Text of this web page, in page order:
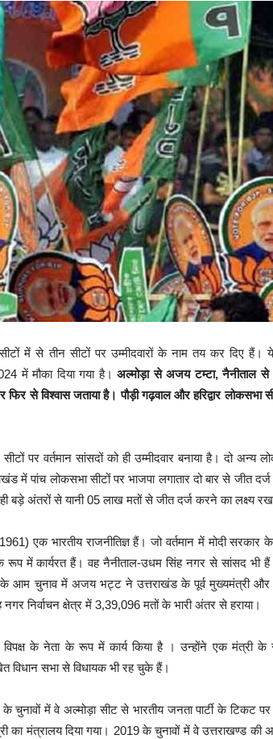
में से तीन सीटों पर उम्मीदवारों के नाम तय कर दिए हैं। ये
में मौका दिया गया है। अल्मोड़ा से अजय टम्टा, नैनीताल
फिर से विश्वास जताया है। पौड़ी गढ़वाल और हरिद्वार लोकसभा
पर वर्तमान सांसदों को ही उम्मीदवार बनाया है। दो अन्य
में पांच लोकसभा सीटों पर भाजपा लगातार दो बार से जीत
बड़े अंतरों से यानी 05 लाख मतों से जीत दर्ज करने का लक्ष्य
एक भारतीय राजनीतिज्ञ हैं। जो वर्तमान में मोदी सरकार
रूप में कार्यरत हैं। वह नैनीताल-उधम सिंह नगर से सांसद भी
के आम चुनाव में अजय भट्ट ने उत्तराखंड के पूर्व मुख्यमंत्री और
निर्वाचन क्षेत्र में 3,39,096 मतों के भारी अंतर से हराया।
विपक्ष के नेता के रूप में कार्य किया है । उन्होंने एक मंत्री
विधान सभा से विधायक भी रह चुके हैं।
में वे अल्मोड़ा सीट से भारतीय जनता पार्टी के टिकट पर
का मंत्रालय दिया गया। 2019 के चुनावों में वे उत्तराखण्ड की